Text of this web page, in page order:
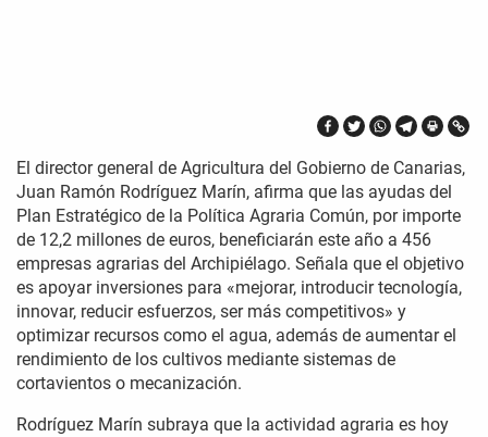
El director general de Agricultura del Gobierno de Canarias,
Juan Ramón Rodríguez Marín, afirma que las ayudas del
Plan Estratégico de la Política Agraria Común, por importe
de 12,2 millones de euros, beneficiarán este año a 456
empresas agrarias del Archipiélago. Señala que el objetivo
es apoyar inversiones para «mejorar, introducir tecnología,
innovar, reducir esfuerzos, ser más competitivos» y
optimizar recursos como el agua, además de aumentar el
rendimiento de los cultivos mediante sistemas de
cortavientos o mecanización.
Rodríguez Marín subraya que la actividad agraria es hoy